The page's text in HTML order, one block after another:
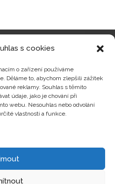
s cookies
o zařízení používáme
Děláme to, abychom zlepšili zážitek
reklamy. Souhlas s těmito
údaje, jako je chování při
webu. Nesouhlas nebo odvolání
vlastnosti a funkce.